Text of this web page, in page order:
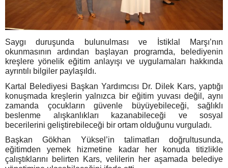
Saygı duruşunda bulunulması ve İstiklal Marşı’nın
okunmasının ardından başlayan programda, belediyenin
kreşlere yönelik eğitim anlayışı ve uygulamaları hakkında
ayrıntılı bilgiler paylaşıldı.
Kartal Belediyesi Başkan Yardımcısı Dr. Dilek Kars, yaptığı
konuşmada kreşlerin yalnızca bir eğitim yuvası değil, aynı
zamanda çocukların güvenle büyüyebileceği, sağlıklı
beslenme alışkanlıkları kazanabileceği ve sosyal
becerilerini geliştirebileceği bir ortam olduğunu vurguladı.
Başkan Gökhan Yüksel’in talimatları doğrultusunda,
eğitimden yemek hizmetine kadar her konuda titizlikle
çalıştıklarını belirten Kars, velilerin her aşamada belediye